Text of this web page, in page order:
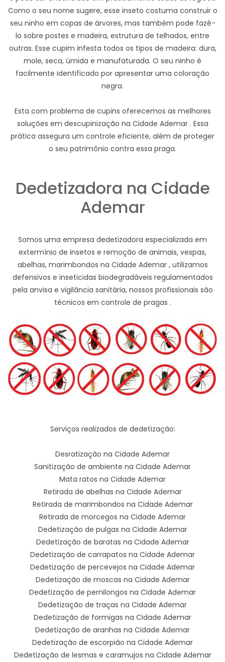
Como o seu nome sugere, esse inseto costuma construir o
seu ninho em copas de árvores, mas também pode fazê-
lo sobre postes e madeira, estrutura de telhados, entre
outras. Esse cupim infesta todos os tipos de madeira: dura,
mole, seca, úmida e manufaturada. O seu ninho é
facilmente identificado por apresentar uma coloração
negra.
Esta com problema de cupins oferecemos as melhores
soluções em descupinização na Cidade Ademar . Essa
prática assegura um controle eficiente, além de proteger
o seu patrimônio contra essa praga.
Dedetizadora na Cidade
Ademar
Somos uma empresa dedetizadora especializada em
extermínio de insetos e remoção de animais, vespas,
abelhas, marimbondos na Cidade Ademar , utilizamos
defensivos e inseticidas biodegradáveis regulamentados
pela anvisa e vigilância sanitária, nossos profissionais são
técnicos em controle de pragas .
Serviços realizados de dedetização:
Desratização na Cidade Ademar
Sanitização de ambiente na Cidade Ademar
Mata ratos na Cidade Ademar
Retirada de abelhas na Cidade Ademar
Retirada de marimbondos na Cidade Ademar
Retirada de morcegos na Cidade Ademar
Dedetização de pulgas na Cidade Ademar
Dedetização de baratas na Cidade Ademar
Dedetização de carrapatos na Cidade Ademar
Dedetização de percevejos na Cidade Ademar
Dedetização de moscas na Cidade Ademar
Dedetização de pernilongos na Cidade Ademar
Dedetização de traças na Cidade Ademar
Dedetização de formigas na Cidade Ademar
Dedetização de aranhas na Cidade Ademar
Dedetização de escorpião na Cidade Ademar
Dedetização de lesmas e caramujos na Cidade Ademar